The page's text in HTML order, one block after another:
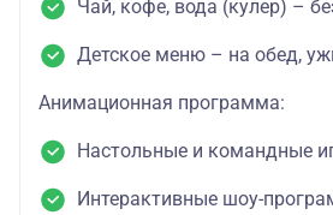
Чай, кофе, вода (кулер) –
Детское меню – на обед,
Анимационная программа:
Настольные и командные
Интерактивные шоу-